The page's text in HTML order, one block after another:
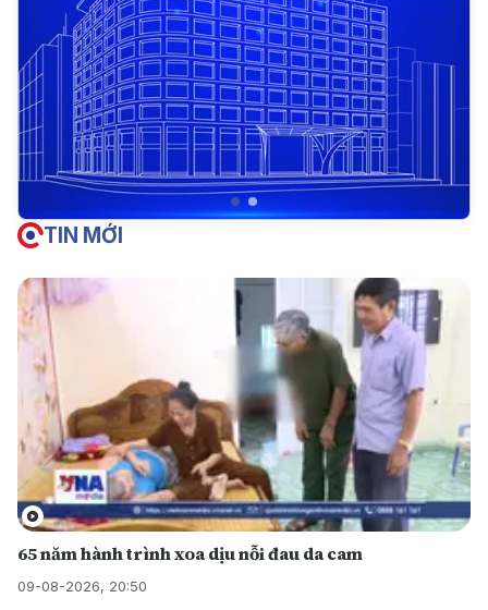
TIN MỚI
65 năm hành trình xoa dịu nỗi đau da cam
09-08-2026, 20:50